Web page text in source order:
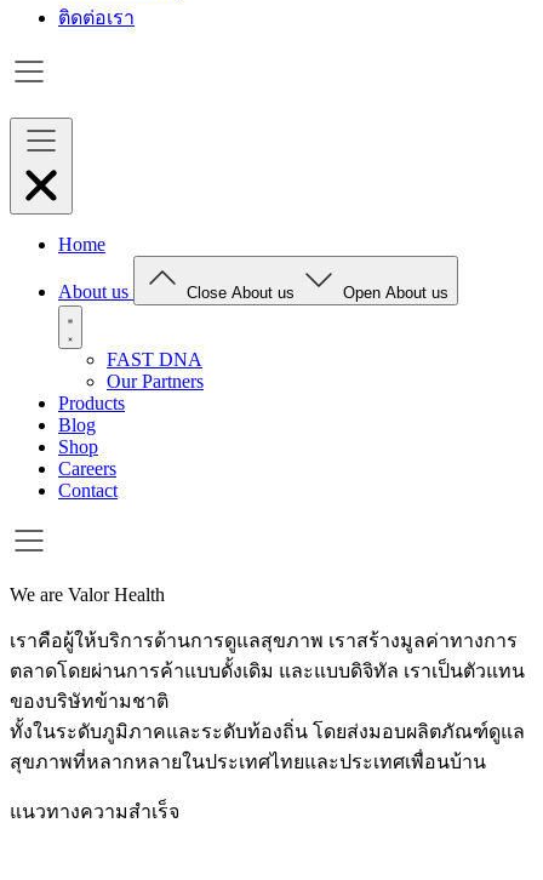
ติดต่อเรา
Home
About us Close About us Open About us
FAST DNA
Our Partners
Products
Blog
Shop
Careers
Contact
We are Valor Health
เราคือผู้ให้บริการด้านการดูแลสุขภาพ เราสร้างมูลค่าทางการ
ตลาดโดยผ่านการค้าแบบดั้งเดิม และแบบดิจิทัล เราเป็นตัวแทน
ของบริษัทข้ามชาติ
ทั้งในระดับภูมิภาคและระดับท้องถิ่น โดยส่งมอบผลิตภัณฑ์ดูแล
สุขภาพที่หลากหลายในประเทศไทยและประเทศเพื่อนบ้าน
แนวทางความสำเร็จ